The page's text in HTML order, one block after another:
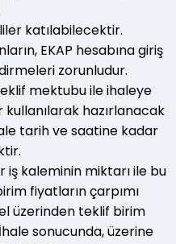
katılabilecektir.
EKAP hesabına giriş
zorunludur.
mektubu ile ihaleye
hazırlanacak
tarih ve saatine kadar
kaleminin miktarı ile bu
fiyatların çarpımı
üzerinden teklif birim
sonucunda, üzerine